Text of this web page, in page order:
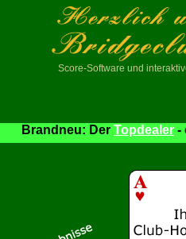
Score-Software und
Brandneu: Der Topdealer -